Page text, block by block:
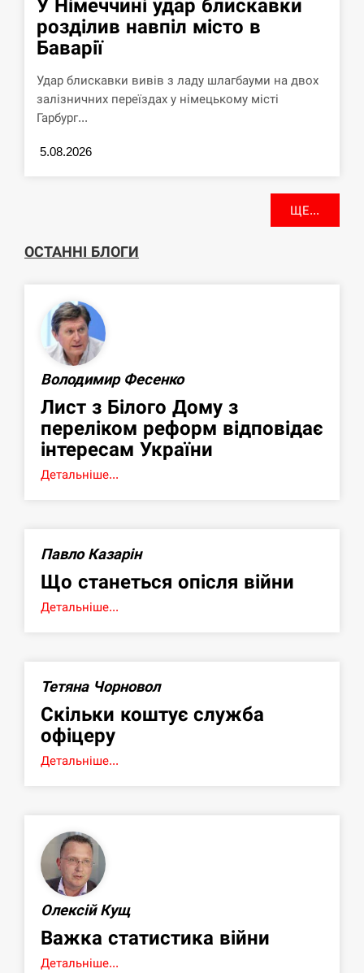
У Німеччині удар блискавки
розділив навпіл місто в
Баварії
Удар блискавки вивів з ладу шлагбауми на двох
залізничних переїздах у німецькому місті
Гарбург...
5.08.2026
ЩЕ...
ОСТАННІ БЛОГИ
Володимир Фесенко
Лист з Білого Дому з
переліком реформ відповідає
інтересам України
Детальніше...
Павло Казарін
Що станеться опісля війни
Детальніше...
Тетяна Чорновол
Скільки коштує служба
офіцеру
Детальніше...
Олексій Кущ
Важка статистика війни
Детальніше...